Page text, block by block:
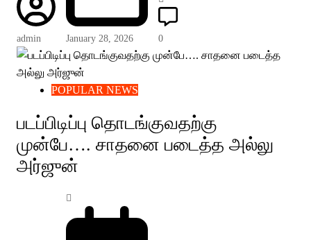
admin January 28, 2026 0
POPULAR NEWS
படப்பிடிப்பு தொடங்குவதற்கு
முன்பே…. சாதனை படைத்த அல்லு
அர்ஜுன்